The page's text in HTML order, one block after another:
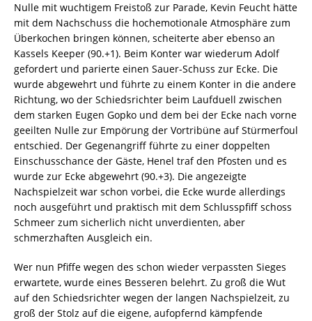
Nulle mit wuchtigem Freistoß zur Parade, Kevin Feucht hätte
mit dem Nachschuss die hochemotionale Atmosphäre zum
Überkochen bringen können, scheiterte aber ebenso an
Kassels Keeper (90.+1). Beim Konter war wiederum Adolf
gefordert und parierte einen Sauer-Schuss zur Ecke. Die
wurde abgewehrt und führte zu einem Konter in die andere
Richtung, wo der Schiedsrichter beim Laufduell zwischen
dem starken Eugen Gopko und dem bei der Ecke nach vorne
geeilten Nulle zur Empörung der Vortribüne auf Stürmerfoul
entschied. Der Gegenangriff führte zu einer doppelten
Einschusschance der Gäste, Henel traf den Pfosten und es
wurde zur Ecke abgewehrt (90.+3). Die angezeigte
Nachspielzeit war schon vorbei, die Ecke wurde allerdings
noch ausgeführt und praktisch mit dem Schlusspfiff schoss
Schmeer zum sicherlich nicht unverdienten, aber
schmerzhaften Ausgleich ein.
Wer nun Pfiffe wegen des schon wieder verpassten Sieges
erwartete, wurde eines Besseren belehrt. Zu groß die Wut
auf den Schiedsrichter wegen der langen Nachspielzeit, zu
groß der Stolz auf die eigene, aufopfernd kämpfende